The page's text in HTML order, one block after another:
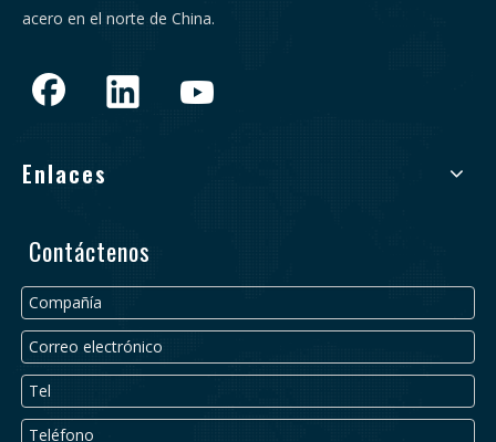
acero en el norte de China.
Enlaces
Contáctenos